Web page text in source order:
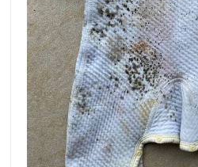
y la tarde es relativamente
abrir las ventanas;) Uso de
trabajos de
humedad deben realizarse
es superior al 60%. Use
para absorber la humedad:
1000 de Topone puede
los productos en todas las
arrugas, deformaci&oacute;n,
que el dise&ntilde;o
reciente de las prendas se
hechos a medida y bienes de
productos como la ropa que es
generalmente recomendamos
producci&oacute;n, el
se realicen para minimizar la
humedad. En el proceso de